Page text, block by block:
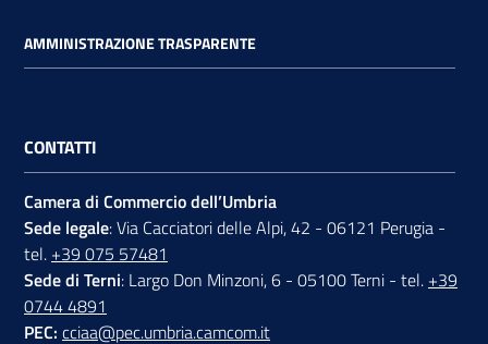
AMMINISTRAZIONE TRASPARENTE
CONTATTI
Camera di Commercio dell’Umbria
Sede legale: Via Cacciatori delle Alpi, 42 - 06121 Perugia -
tel. +39 075 57481
Sede di Terni: Largo Don Minzoni, 6 - 05100 Terni - tel. +39
0744 4891
PEC: cciaa@pec.umbria.camcom.it